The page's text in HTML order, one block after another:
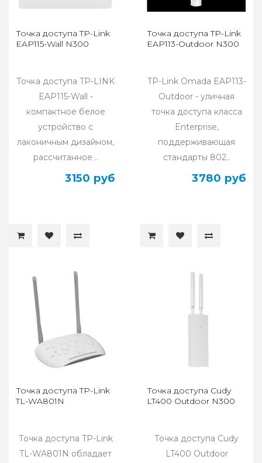
Точка доступа TP-Link
EAP115-Wall N300
Точка доступа TP-LINK
EAP115-Wall -
компактное белое
устройство с
лаконичным дизайном,
рассчитанное ..
3150 руб
Точка доступа TP-Link
EAP113-Outdoor N300
TP-Link Omada EAP113-
Outdoor - уличная
точка доступа класса
Enterprise,
поддерживающая
стандарты 802..
3780 руб
Точка доступа TP-Link
TL-WA801N
Точка доступа TP-Link
TL-WA801N обладает
Точка доступа Cudy
LT400 Outdoor N300
Точка доступа Cudy
LT400 Outdoor